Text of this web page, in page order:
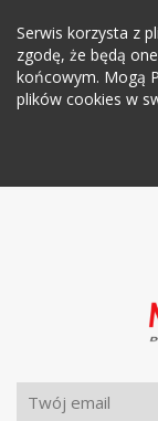
Serwis korzysta z
zgodę, że będą
końcowym. Mogą
plików cookies w